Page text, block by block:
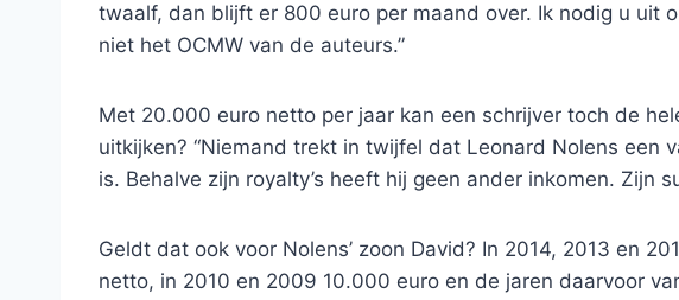
twaalf, dan blijft er 800 euro per maand over. Ik nodig u uit
niet het OCMW van de auteurs.”
Met 20.000 euro netto per jaar kan een schrijver toch de
uitkijken? “Niemand trekt in twijfel dat Leonard Nolens een
is. Behalve zijn royalty’s heeft hij geen ander inkomen. Zijn
Geldt dat ook voor Nolens’ zoon David? In 2014, 2013 en
netto, in 2010 en 2009 10.000 euro en de jaren daarvoor